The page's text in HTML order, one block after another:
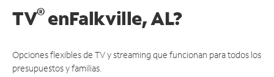
TV®enFalkville, AL?
Opciones flexibles de TV y streaming que funcionan para todos los
presupuestos y familias.